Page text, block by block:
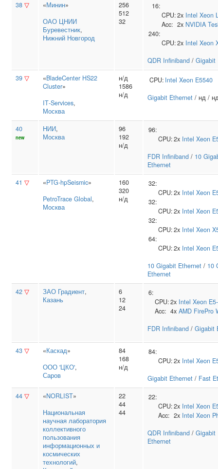
38 ▽ «Минин»
ОАО ЦНИИ
Буревестник,
Нижний Новгород
256
512
32
16:
CPU:2x Intel Xeon
Acc: 2x NVIDIA
240:
CPU:2x Intel Xeon
QDR Infiniband / Gigabit
39 ▽ «BladeCenter HS22
Cluster»
IT‑Services,
Москва
н/д
1586
н/д
CPU: Intel Xeon E5540
Gigabit Ethernet / нд /
40
new
НИИ,
Москва
96
192
н/д
96:
CPU:2x Intel Xeon
FDR Infiniband / 10
Ethernet
41 ▽ «PTG-hpSeismic»
PetroTrace Global,
Москва
160
320
н/д
32:
CPU:2x Intel Xeon
32:
CPU:2x Intel Xeon
32:
CPU:2x Intel Xeon
64:
CPU:2x Intel Xeon
10 Gigabit Ethernet / 10
Ethernet
42 ▽ ЗАО Градиент,
Казань
6
12
24
6:
CPU:2x Intel Xeon
Acc: 4x AMD FirePro
FDR Infiniband / Gigabit
43 ▽ «Каскад»
ООО 'ЦКО',
Саров
84
168
н/д
84:
CPU:2x Intel Xeon
Gigabit Ethernet / Fast
44 ▽ «NORLIST»
Национальная
научная лаборатория
коллективного
пользования
информационных и
космических
технологий,
22
44
44
22:
CPU:2x Intel Xeon
Acc: 2x Intel Xeon
QDR Infiniband / Gigabit
Ethernet